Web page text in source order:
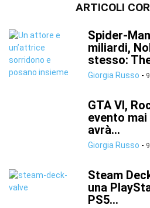
ARTICOLI
Spider-
miliardi,
stesso:
Giorgia Russo -
GTA VI,
evento
avrà...
Giorgia Russo -
Steam
una
PS5...